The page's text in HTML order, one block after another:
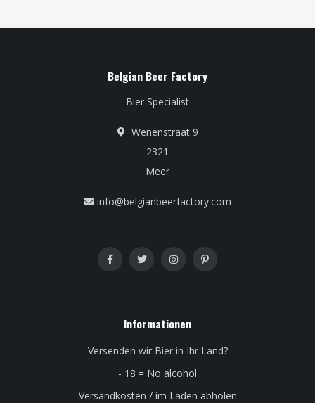
Belgian Beer Factory
Bier Specialist
Wenenstraat 9
2321
Meer
info@belgianbeerfactory.com
Informationen
Versenden wir Bier in Ihr Land?
- 18 = No alcohol
Versandkosten / im Laden abholen